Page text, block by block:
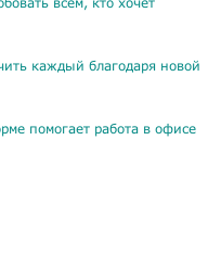
каждый благодаря новой
помогает работа в офисе